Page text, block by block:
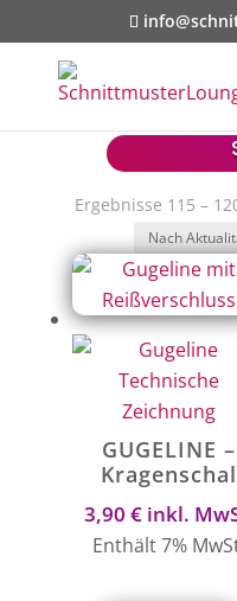
Ergebnisse 115 –
GUGELINE –
Kragenschal
3,90 € inkl.
Enthält 7%